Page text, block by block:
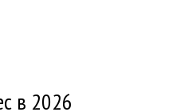
в 2026